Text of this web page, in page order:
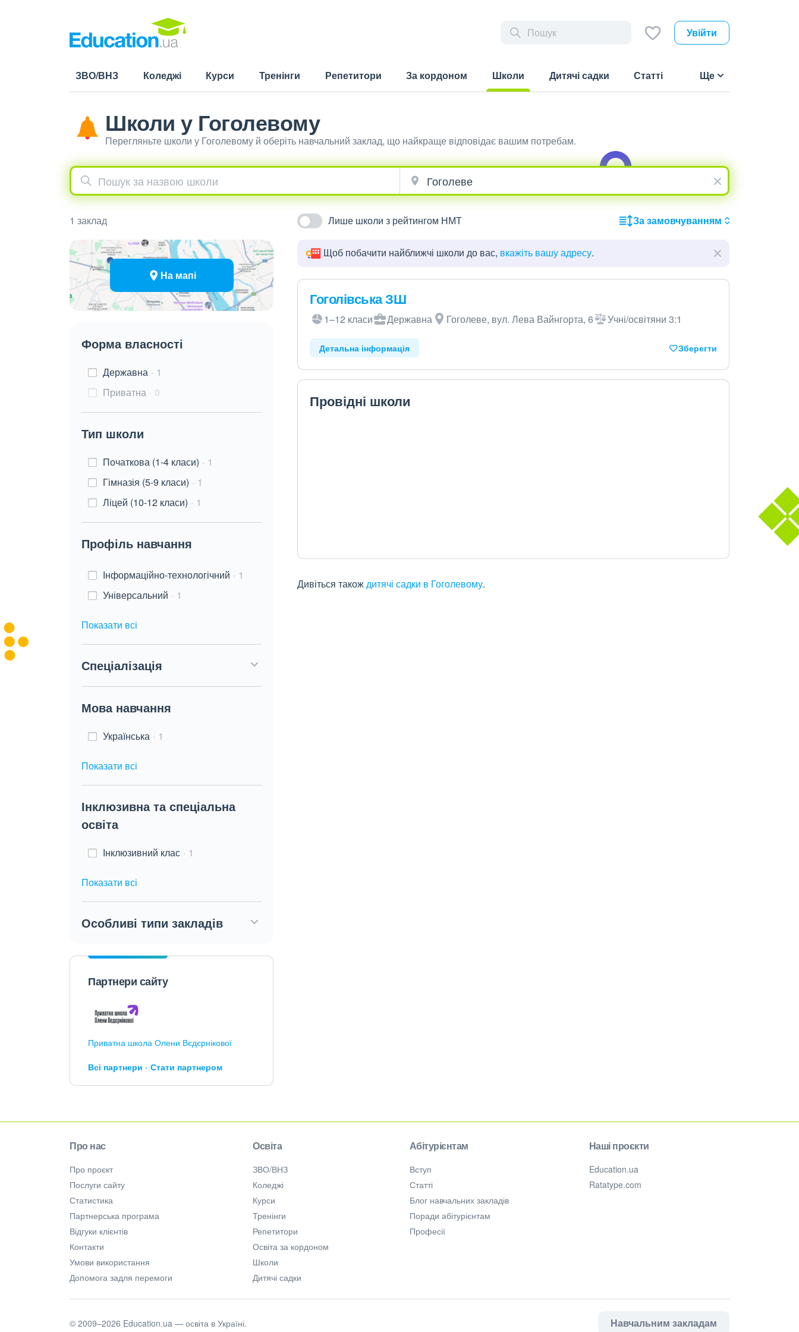
Увійти
ЗВО/ВНЗ Коледжі Курси Тренінги Репетитори За кордоном
Школи
Дитячі садки Статті Ще
Школи у Гоголевому
Перегляньте школи у Гоголевому й оберіть навчальний заклад, що найкраще відповідає вашим потребам.
1 заклад Лише школи з рейтингом НМТ За замовчуванням
На мапі
Форма власності
Державна
1
Приватна
0
Тип школи
Початкова (1-4 класи)
1
Гімназія (5-9 класи)
1
Ліцей (10-12 класи)
1
Профіль навчання
Інформаційно-технологічний
1
Універсальний
1
Показати всі
Спеціалізація
Мова навчання
Українська 1
Показати всі
Інклюзивна та спеціальна
освіта
Інклюзивний клас 1
Показати всі
Особливі типи закладів
Партнери сайту
Приватна школа Олени Вєдєрнікової
Всі партнери Стати партнером
Щоб побачити найближчі школи до вас, вкажіть вашу адресу.
Гоголівська ЗШ
1–12 класи Державна Гоголеве, вул. Лева Вайнгорта, 6 Учні/освітяни 3:1
Детальна інформація Зберегти
Провідні школи
Дивіться такождитячі садки в Гоголевому.
Про нас
Про проєкт
Послуги сайту
Статистика
Партнерська програма
Відгуки клієнтів
Контакти
Умови використання
Допомога задля перемоги
Освіта
ЗВО/ВНЗ
Коледжі
Курси
Тренінги
Репетитори
Освіта за кордоном
Школи
Дитячі садки
Абітурієнтам
Вступ
Статті
Блог навчальних закладів
Поради абітурієнтам
Професії
Наші проєкти
Education.ua
Ratatype.com
Навчальним закладам
© 2009–2026 Education.ua — освіта в Україні.